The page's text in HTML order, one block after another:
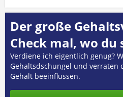
Der große
Check mal, wo du
Verdiene ich eigentlich genug?
Gehaltsdschungel und verraten
Gehalt beeinflussen.